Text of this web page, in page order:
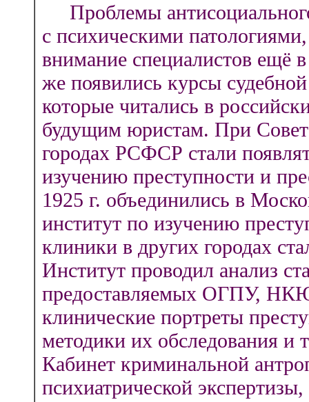
Проблемы
с психическими
внимание специалистов ещё
же появились курсы
которые читались в
будущим юристам. При
городах РСФСР стали
изучению преступности и
1925 г. объединились в
институт по изучению
клиники в других городах
Институт проводил анализ
предоставляемых ОГПУ,
клинические портреты
методики их обследования и
Кабинет криминальной
психиатрической